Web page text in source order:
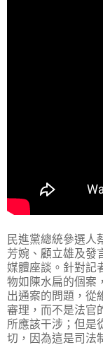
民進黨總統參選人
芳婉、顧立雄及發
媒體座談。針對記
物如陳水扁的個案
出通案的問題，從
審理，而不是法官
所應該干涉；但是
切，因為這是司法